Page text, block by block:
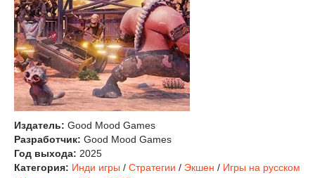
Издатель: Good Mood Games
Разработчик: Good Mood Games
Год выхода: 2025
Категория: Инди игры / Стратегии / Экшен / Игры на русском